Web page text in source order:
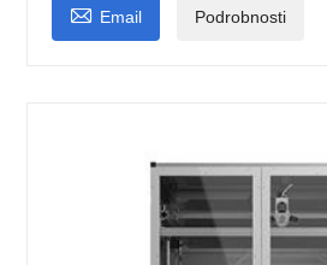
 Email Podrobnosti